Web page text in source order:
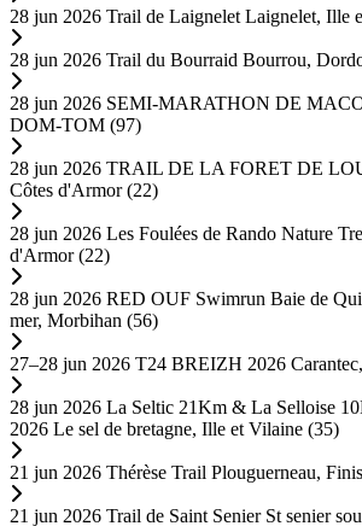
28 jun 2026 Trail de Laignelet Laignelet, Ille
28 jun 2026 Trail du Bourraid Bourrou,
28 jun 2026 SEMI-MARATHON DE
DOM-TOM (97)
28 jun 2026 TRAIL DE LA FORET DE
Côtes d'Armor (22)
28 jun 2026 Les Foulées de Rando Nature
d'Armor (22)
28 jun 2026 RED OUF Swimrun Baie de
mer, Morbihan (56)
27–28 jun 2026 T24 BREIZH 2026
28 jun 2026 La Seltic 21Km & La Selloise
2026 Le sel de bretagne, Ille et Vilaine (35)
21 jun 2026 Thérèse Trail Plouguerneau,
21 jun 2026 Trail de Saint Senier St senier